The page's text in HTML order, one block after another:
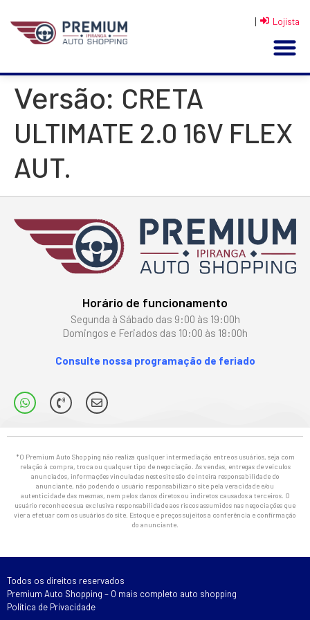
| Lojista
Versão: CRETA
ULTIMATE 2.0 16V FLEX
AUT.
Horário de funcionamento
Segunda à Sábado das 9:00 às 19:00h
Domingos e Feriados das 10:00 às 18:00h
Consulte nossa programação de feriado
*O Premium Auto Shopping não realiza qualquer intermediação entre os usuários, seja com
relação à compra, troca ou qualquer tipo de negociação. As vendas, entregas de veículos
anunciados, informações vinculadas neste site são de inteira responsabilidade do
anunciante, não podendo o usuário responsabilizar o site pela veracidade e/ou
autenticidade das mesmas, nem pelos danos diretos ou indiretos causados a terceiros. O
usuário reconhece sua exclusiva responsabilidade aos riscos assumidos nas negociações que
vier a efetuar com os usuários do site. Estoque e preços sujeitos a conferência e confirmação
do anunciante.
Todos os direitos reservados
Premium Auto Shopping – O mais completo auto shopping
Política de Privacidade